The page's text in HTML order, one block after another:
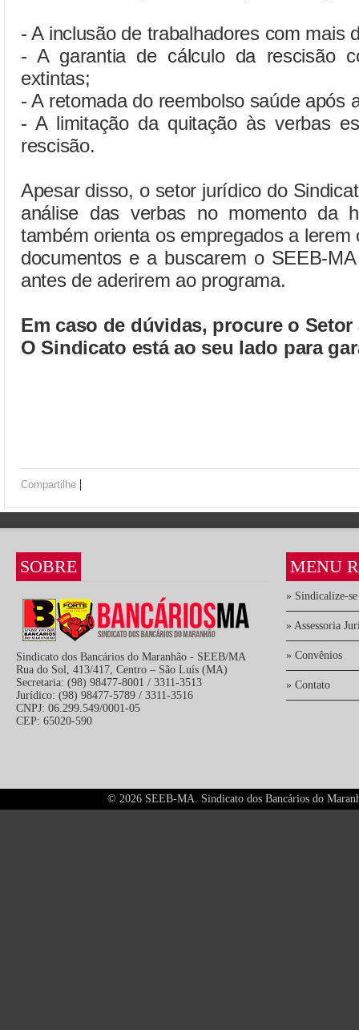
- A inclusão de trabalhadores com mais
- A garantia de cálculo da rescisão
extintas;
- A retomada do reembolso saúde após
- A limitação da quitação às verbas
rescisão.
Apesar disso, o setor jurídico do
análise das verbas no momento da
também orienta os empregados a
documentos e a buscarem o SEEB-
antes de aderirem ao programa.
Em caso de dúvidas, procure o
O Sindicato está ao seu lado para
Compartilhe |
SOBRE
Sindicato dos Bancários do Maranhão - SEEB/MA
Rua do Sol, 413/417, Centro – São Luís (MA)
Secretaria: (98) 98477-8001 / 3311-3513
Jurídico: (98) 98477-5789 / 3311-3516
CNPJ: 06.299.549/0001-05
CEP: 65020-590
MENU
» Sindicalize-se
» Assessoria
» Convênios
» Contato
© 2026 SEEB-MA. Sindicato dos Bancários do